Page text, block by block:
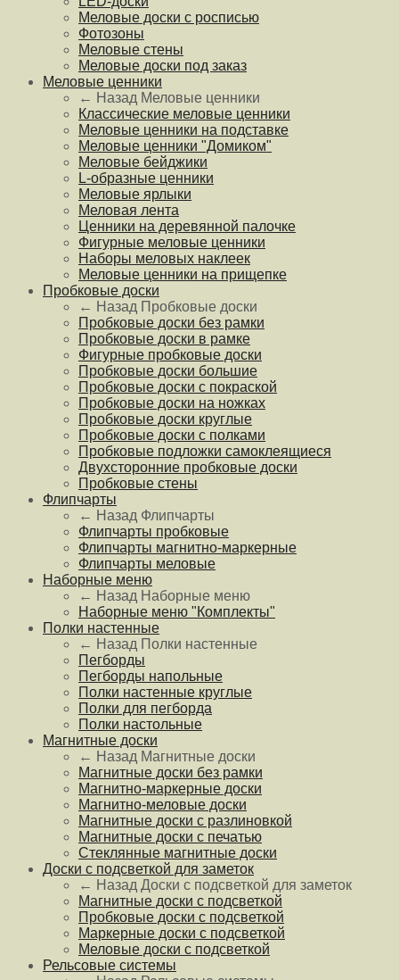
Меловые доски с росписью
Фотозоны
Меловые стены
Меловые доски под заказ
Меловые ценники
← Назад Меловые ценники
Классические меловые ценники
Меловые ценники на подставке
Меловые ценники "Домиком"
Меловые бейджики
L-образные ценники
Меловые ярлыки
Меловая лента
Ценники на деревянной палочке
Фигурные меловые ценники
Наборы меловых наклеек
Меловые ценники на прищепке
Пробковые доски
← Назад Пробковые доски
Пробковые доски без рамки
Пробковые доски в рамке
Фигурные пробковые доски
Пробковые доски большие
Пробковые доски с покраской
Пробковые доски на ножках
Пробковые доски круглые
Пробковые доски с полками
Пробковые подложки самоклеящиеся
Двухсторонние пробковые доски
Пробковые стены
Флипчарты
← Назад Флипчарты
Флипчарты пробковые
Флипчарты магнитно-маркерные
Флипчарты меловые
Наборные меню
← Назад Наборные меню
Наборные меню "Комплекты"
Полки настенные
← Назад Полки настенные
Пегборды
Пегборды напольные
Полки настенные круглые
Полки для пегборда
Полки настольные
Магнитные доски
← Назад Магнитные доски
Магнитные доски без рамки
Магнитно-маркерные доски
Магнитно-меловые доски
Магнитные доски с разлиновкой
Магнитные доски с печатью
Стеклянные магнитные доски
Доски с подсветкой для заметок
← Назад Доски с подсветкой для заметок
Магнитные доски с подсветкой
Пробковые доски с подсветкой
Маркерные доски с подсветкой
Меловые доски с подсветкой
Рельсовые системы